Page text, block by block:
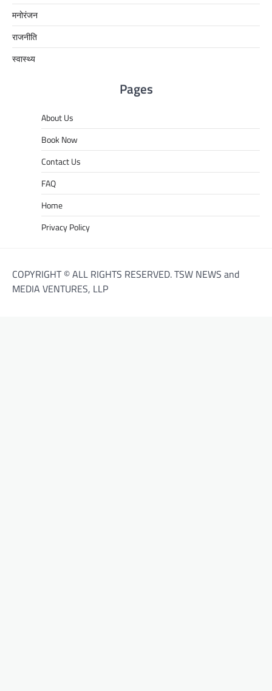
मनोरंजन
राजनीति
स्वास्थ्य
Pages
About Us
Book Now
Contact Us
FAQ
Home
Privacy Policy
COPYRIGHT © ALL RIGHTS RESERVED. TSW NEWS and
MEDIA VENTURES, LLP